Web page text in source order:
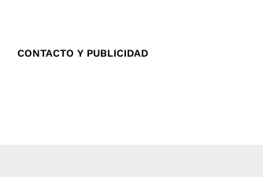
CONTACTO Y PUBLICIDAD